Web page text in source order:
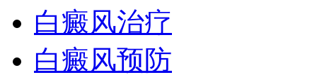
白癜风治疗
白癜风预防